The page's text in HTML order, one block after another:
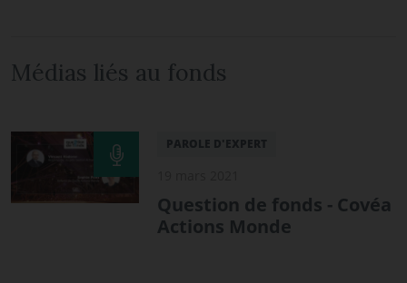
Médias liés au fonds
PAROLE D'EXPERT
Question de fonds - Covéa
Actions Monde